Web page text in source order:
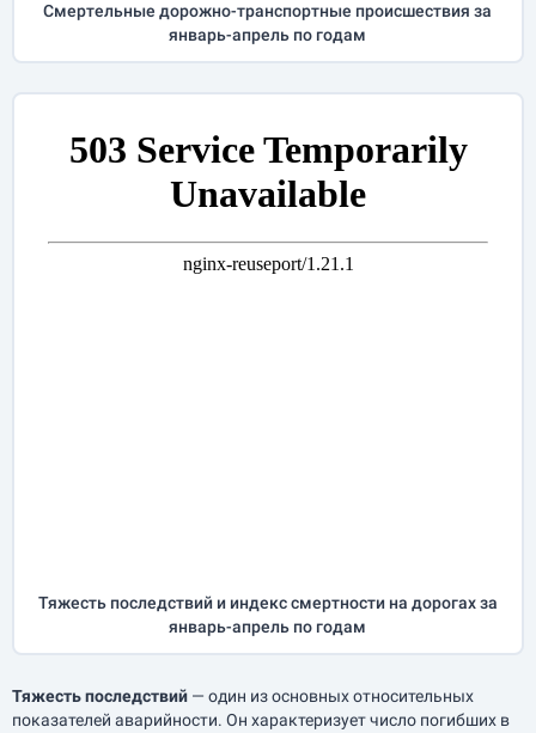
Cмертельные дорожно-транспортные происшествия за
январь-апрель по годам
Тяжесть последствий и индекс смертности на дорогах за
январь-апрель по годам
Тяжесть последствий — один из основных относительных
показателей аварийности. Он характеризует число погибших в